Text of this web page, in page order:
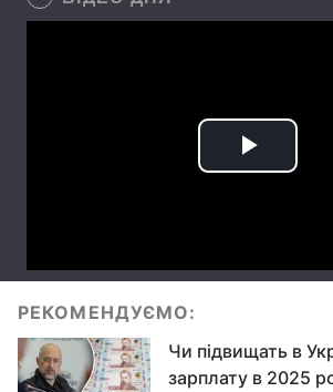
РЕКОМЕНДУЄМО:
Чи підвищать в
зарплату в 2025